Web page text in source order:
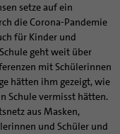
setze auf ein
die Corona-Pandemie
für Kinder und
geht weit über
mit Schülerinnen
hätten ihm gezeigt, wie
Schule vermisst hätten.
aus Masken,
und Schüler und